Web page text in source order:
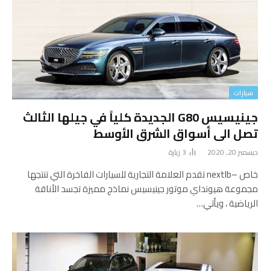
سيارات
جينيسيس G80 الجديدة كلياً في جيلها الثالث
تصل الى أسواق الشرق الأوسط
ديسمبر 20, 2020 3 زيارة
خاص –nextlb تقدم العلامة التجارية للسيارات الفاخرة التي تنتجها
مجموعة هيونداي موتور جينيسيس نماذج مميزة تجسد الأناقة
الرياضية ، ويأتي…